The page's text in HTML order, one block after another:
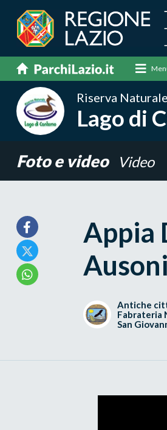
Riserva
Lago di
Foto e video Video
Appia
Antiche
Fabrateria
San